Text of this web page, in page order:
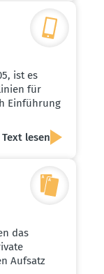
ist es
für
Einführung
lesen
das
Aufsatz